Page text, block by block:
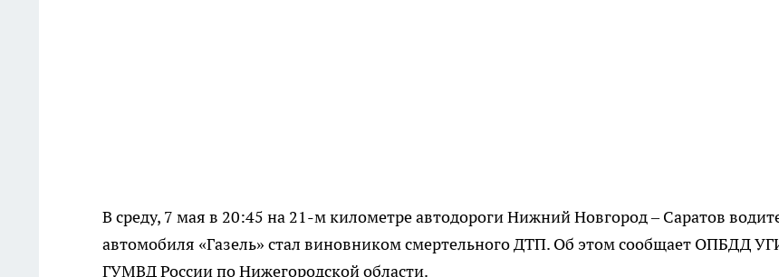
В среду, 7 мая в 20:45 на 21-м километре автодороги Нижний Новгород – Саратов
автомобиля «Газель» стал виновником смертельного ДТП. Об этом сообщает ОПБДД
ГУМВД России по Нижегородской области.